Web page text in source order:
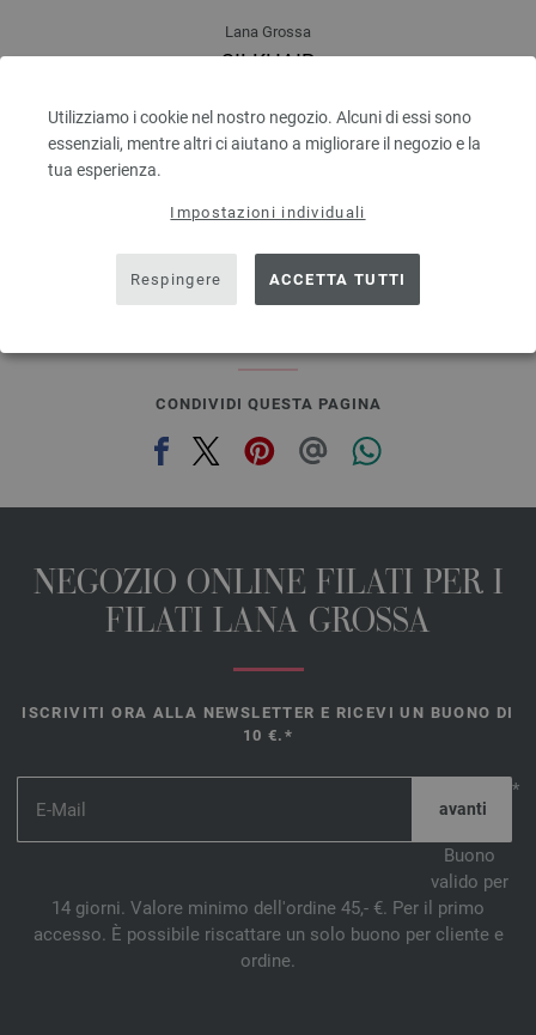
Utilizziamo i cookie nel nostro negozio. Alcuni di essi sono
essenziali, mentre altri ci aiutano a migliorare il negozio e la
tua esperienza.
Impostazioni individuali
Respingere ACCETTA TUTTI
Lana Grossa
SILKHAIR
Quantità in metri: ca. 210 m / 25 g
Dimensioni d’aghi: 4,5 - 5
escl. IVA., più. spese di spedizione, Prezzo di base:265,60 € - 334,40 €
prev next
CONDIVIDI QUESTA PAGINA
NEGOZIO ONLINE FILATI PER I
FILATI LANA GROSSA
ISCRIVITI ORA ALLA NEWSLETTER E RICEVI UN BUONO DI
10 €.*
*
Buono
valido per
14 giorni. Valore minimo dell'ordine 45,- €. Per il primo
accesso. È possibile riscattare un solo buono per cliente e
ordine.